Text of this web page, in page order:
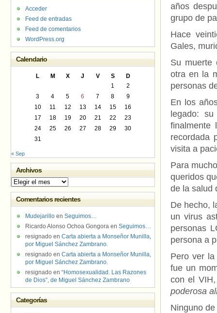
años
grupo de
Hace
Gales,
Su muerte
otra en la
personas
En los
legado:
finalmente
recordada
visita a
Para
queridos
de la salud
De hecho,
un virus
personas
persona a
Pero ver
fue un
con el
poderosa
Ninguno
Acceder
Feed de entradas
Feed de comentarios
WordPress.org
Calendario
L M X J V S
D
1
2
3
4 5 6 7 8
9
10
11 12 13 14 15
16
17
18 19 20 21 22
23
24
25 26 27 28 29
30
31
« Sep
Archivos
Archivos
Comentarios recientes
Mudejarillo en Seguimos…
Ricardo Alonso Ochoa Gongora en Seguimos…
resignado en Carta abierta a Monseñor Munilla,
por Miguel Sánchez Zambrano.
resignado en Carta abierta a Monseñor Munilla,
por Miguel Sánchez Zambrano.
resignado en “Homosexualidad. Las Razones
de Dios”, de Miguel Sánchez Zambrano
Categorías